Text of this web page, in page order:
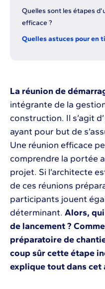
Quelles sont les étapes
efficace ?
Quelles astuces pour en
La réunion de
intégrante de la
construction. Il s’agit
ayant pour but de
Une réunion efficace
comprendre la portée
projet. Si l’architecte
de ces réunions
participants jouent
déterminant. Alors,
de lancement ?
préparatoire de
coup sûr cette étape
explique tout dans cet